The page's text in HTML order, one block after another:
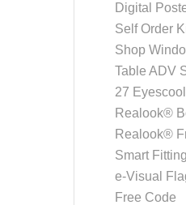
Digital
Self Order
Shop
Table ADV
27 Eyescool
Realook®
Realook®
Smart
e-Visual
Free Code